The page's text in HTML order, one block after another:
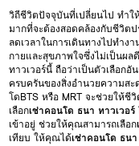
วิถีชีวิตปัจจุบันที่เปลี่ยนไป ทำใ
มากที่จะต้องสอดคล้องกับชีวิตป
ลดเวลาในการเดินทางไปทำง
กายและสุขภาพใจซึ่งไม่เป็นผล
ทาวเวอร์นี้ ถือว่าเป็นตัวเลือก
ครบครันของสิ่งอำนวยความส
โดBTS หรือ MRT จะช่วยให้ชี
เลือกเช่าคอนโด ธนา ทาวเวอร์
เข้าอยู่ ช่วยให้คุณสามารถเลือก
เทียบ ให้คุณได้เช่าคอนโด ธน